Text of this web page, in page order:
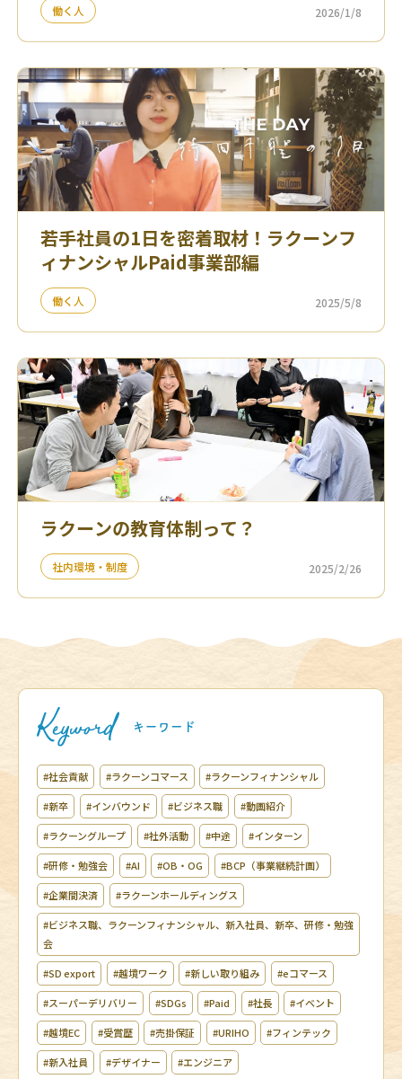
働く人 2026/1/8
若手社員の1日を密着取材！ラクーンフ
ィナンシャルPaid事業部編
働く人 2025/5/8
ラクーンの教育体制って？
社内環境・制度 2025/2/26
#社会貢献 #ラクーンコマース #ラクーンフィナンシャル
#新卒 #インバウンド #ビジネス職 #動画紹介
#ラクーングループ #社外活動 #中途 #インターン
#研修・勉強会 #AI #OB・OG #BCP（事業継続計画）
#企業間決済 #ラクーンホールディングス
#ビジネス職、ラクーンフィナンシャル、新入社員、新卒、研修・勉強
会
#SD export #越境ワーク #新しい取り組み #eコマース
#スーパーデリバリー #SDGs #Paid #社長 #イベント
#越境EC #受賞歴 #売掛保証 #URIHO #フィンテック
#新入社員 #デザイナー #エンジニア